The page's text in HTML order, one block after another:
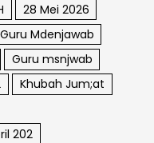
28 Mei 2026
Guru Mdenjawab
Guru msnjwab
Khubah Jum;at
202